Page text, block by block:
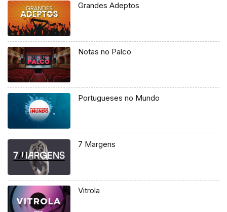
Grandes Adeptos
Notas no Palco
Portugueses no Mundo
7 Margens
Vitrola